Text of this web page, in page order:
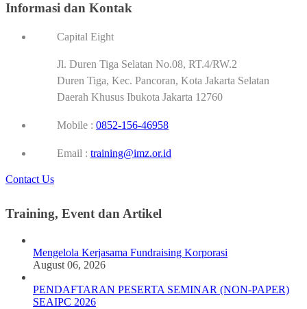
Informasi dan Kontak
Capital Eight
Jl. Duren Tiga Selatan No.08, RT.4/RW.2
Duren Tiga, Kec. Pancoran, Kota Jakarta Selatan
Daerah Khusus Ibukota Jakarta 12760
Mobile : 0852-156-46958
Email : training@imz.or.id
Contact Us
Training, Event dan Artikel
Mengelola Kerjasama Fundraising Korporasi
August 06, 2026
PENDAFTARAN PESERTA SEMINAR (NON-PAPER)
SEAIPC 2026